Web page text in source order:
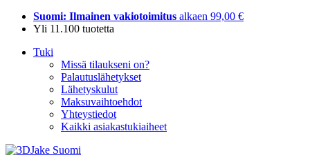
Suomi: Ilmainen vakiotoimitus alkaen 99,00 €
Yli 11.100 tuotetta
Tuki
Missä tilaukseni on?
Palautuslähetykset
Lähetyskulut
Maksuvaihtoehdot
Yhteystiedot
Kaikki asiakastukiaiheet